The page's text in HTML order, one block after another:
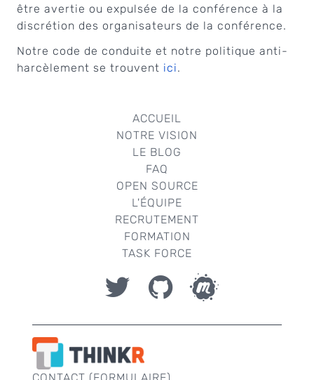
être avertie ou expulsée de la conférence à la
discrétion des organisateurs de la conférence.
Notre code de conduite et notre politique anti-
harcèlement se trouvent ici.
ACCUEIL
NOTRE VISION
LE BLOG
FAQ
OPEN SOURCE
L'ÉQUIPE
RECRUTEMENT
FORMATION
TASK FORCE